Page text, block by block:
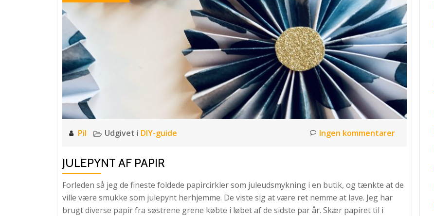
Pil Udgivet i DIY-guide Ingen kommentarer
JULEPYNT AF PAPIR
Forleden så jeg de fineste foldede papircirkler som juleudsmykning i en butik, og tænkte at de
ville være smukke som julepynt herhjemme. De viste sig at være ret nemme at lave. Jeg har
brugt diverse papir fra søstrene grene købte i løbet af de sidste par år. Skær papiret til i